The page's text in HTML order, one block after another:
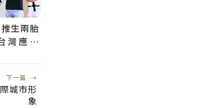
生兩胎
灣應學
下一篇 →
城市形
象